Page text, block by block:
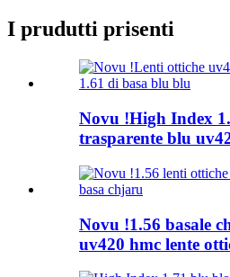
I prudutti prisenti
Novu !High Index
trasparente blu
Novu !1.56 basale
uv420 hmc lente